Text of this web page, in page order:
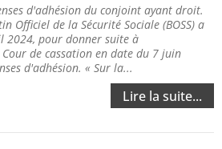
d'adhésion du conjoint ayant droit.
Officiel de la Sécurité Sociale (BOSS) a
2024, pour donner suite à
de cassation en date du 7 juin
d'adhésion. « Sur la...
Lire la suite...